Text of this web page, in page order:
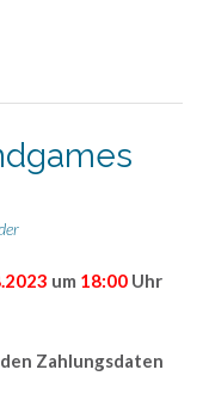
um 18:00 Uhr
Zahlungsdaten